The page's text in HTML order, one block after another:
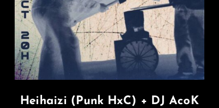
Dj
Set
@
Skatepark
Le
Petit,
Heihaizi (Punk HxC) + DJ AcoK